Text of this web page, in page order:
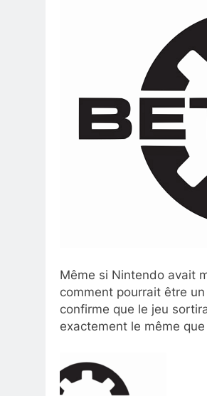
Même si Nintendo avait
comment pourrait être
confirme que le jeu
exactement le même